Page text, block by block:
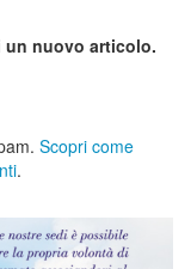
un nuovo articolo.
Scopri come
.